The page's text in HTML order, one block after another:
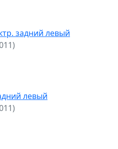
задний левый
левый